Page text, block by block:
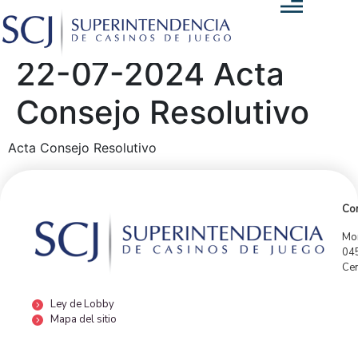
22-07-2024 Acta
Consejo Resolutivo
Acta Consejo Resolutivo
Ley de Lobby
Mapa del sitio